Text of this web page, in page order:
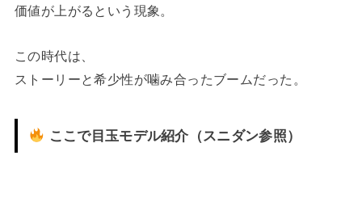
価値が上がるという現象。
この時代は、
ストーリーと希少性が噛み合ったブームだった。
ここで目玉モデル紹介（スニダン参照）